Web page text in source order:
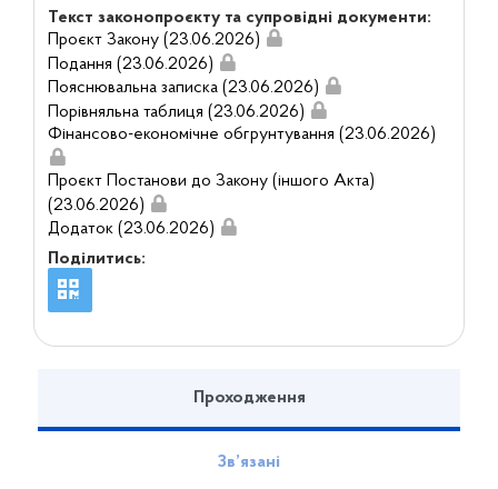
Текст законопроєкту та супровідні документи:
Проєкт Закону (23.06.2026)
Подання (23.06.2026)
Пояснювальна записка (23.06.2026)
Порівняльна таблиця (23.06.2026)
Фінансово-економічне обгрунтування (23.06.2026)
Проєкт Постанови до Закону (іншого Акта)
(23.06.2026)
Додаток (23.06.2026)
Поділитись:
Проходження
Зв’язані